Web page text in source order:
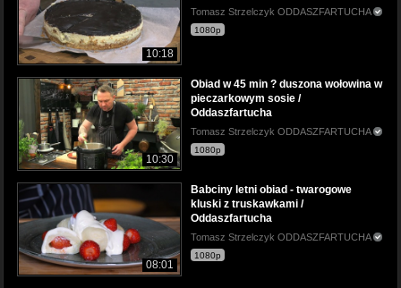
10:18
Tomasz Strzelczyk ODDASZFARTUCHA
1080p
10:30
Obiad w 45 min ? duszona wołowina w
pieczarkowym sosie /
Oddaszfartucha
Tomasz Strzelczyk ODDASZFARTUCHA
1080p
08:01
Babciny letni obiad - twarogowe
kluski z truskawkami /
Oddaszfartucha
Tomasz Strzelczyk ODDASZFARTUCHA
1080p